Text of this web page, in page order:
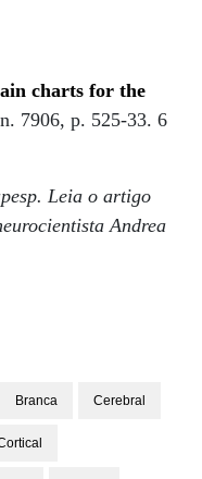
charts for the
7906, p. 525-33. 6
Leia o artigo
Andrea
Branca Cerebral